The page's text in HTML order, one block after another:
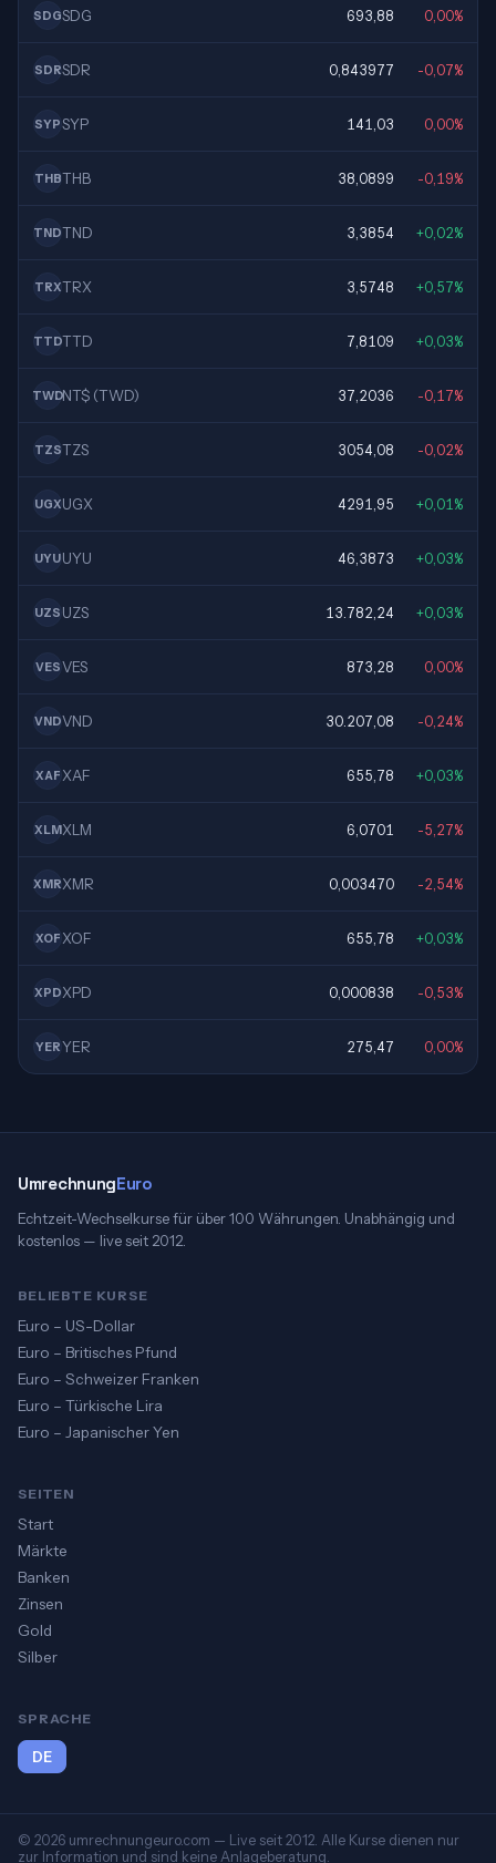
SDGSDG 693,88 0,00%
SDRSDR 0,843977 -0,07%
SYPSYP 141,03 0,00%
THBTHB 38,0899 -0,19%
TNDTND 3,3854 +0,02%
TRXTRX 3,5748 +0,57%
TTDTTD 7,8109 +0,03%
TWDNT$ (TWD) 37,2036 -0,17%
TZSTZS 3054,08 -0,02%
UGXUGX 4291,95 +0,01%
UYUUYU 46,3873 +0,03%
UZS UZS 13.782,24 +0,03%
VESVES 873,28 0,00%
VNDVND 30.207,08 -0,24%
XAF XAF 655,78 +0,03%
XLMXLM 6,0701 -5,27%
XMRXMR 0,003470 -2,54%
XOF XOF 655,78 +0,03%
XPDXPD 0,000838 -0,53%
YERYER 275,47 0,00%
UmrechnungEuro
Echtzeit-Wechselkurse für über 100 Währungen. Unabhängig und
kostenlos — live seit 2012.
BELIEBTE KURSE
Euro – US-Dollar
Euro – Britisches Pfund
Euro – Schweizer Franken
Euro – Türkische Lira
Euro – Japanischer Yen
SEITEN
Start
Märkte
Banken
Zinsen
Gold
Silber
SPRACHE
DE
© 2026 umrechnungeuro.com — Live seit 2012. Alle Kurse dienen nur
zur Information und sind keine Anlageberatung.